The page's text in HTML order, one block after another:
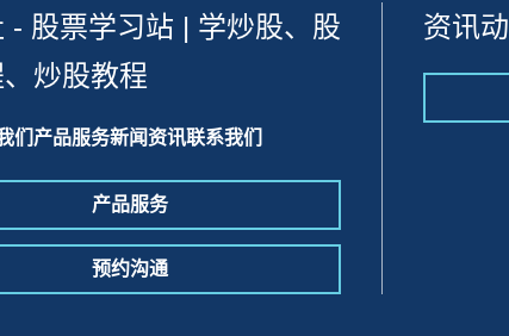
- 股票学习站 | 学炒股、股
炒股教程
们 产品服务新闻资讯联系我们
产品服务
预约沟通
资讯